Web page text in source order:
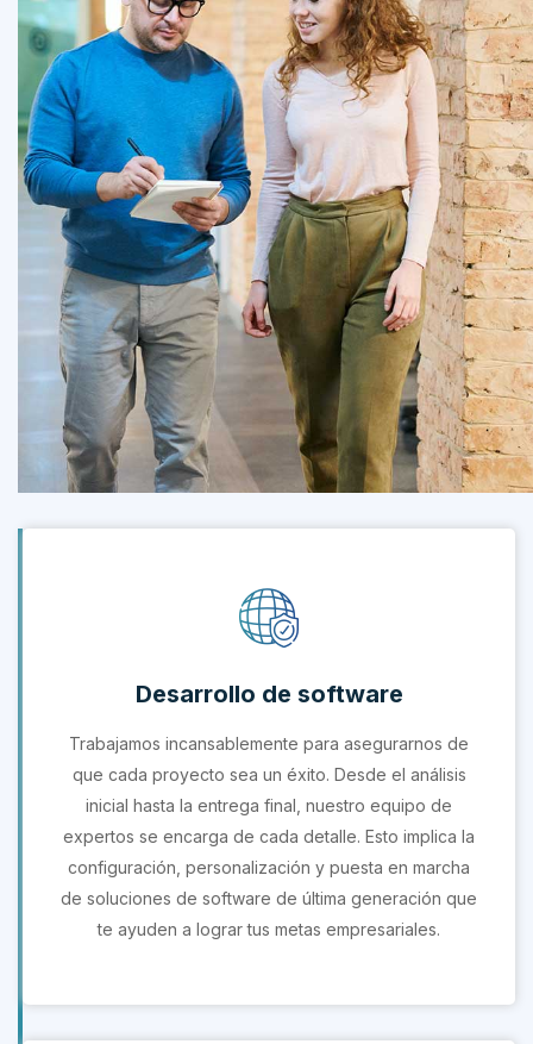
Desarrollo de software
Trabajamos incansablemente para asegurarnos de
que cada proyecto sea un éxito. Desde el análisis
inicial hasta la entrega final, nuestro equipo de
expertos se encarga de cada detalle. Esto implica la
configuración, personalización y puesta en marcha
de soluciones de software de última generación que
te ayuden a lograr tus metas empresariales.